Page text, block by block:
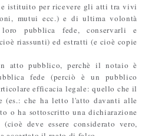
istituito per ricevere gli atti tra vivi
mutui ecc.) e di ultima volontà
pubblica fede, conservarli e
riassunti) ed estratti (e cioè copie
atto pubblico, perchè il notaio è
fede (perciò è un pubblico
efficacia legale: quello che il
(es.: che ha letto l'atto davanti alle
o ha sottoscritto una dichiarazione
deve essere considerato vero,